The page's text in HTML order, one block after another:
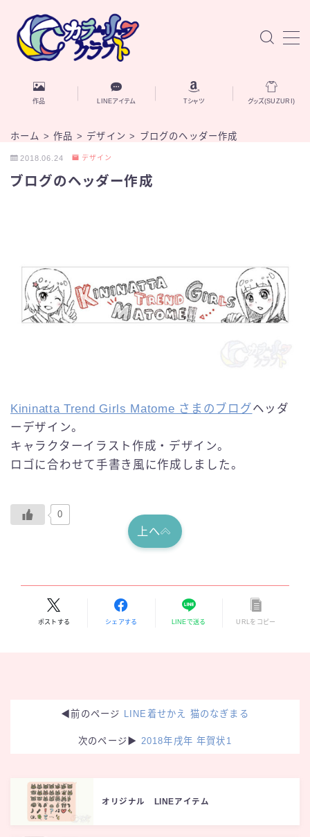
MENU
お知らせ
作品
お問い合わせ
English
作品 LINEアイテム Tシャツ グッズ(SUZURI)
ホーム >作品 > デザイン > ブログのヘッダー作成
2018.06.24 デザイン
ブログのヘッダー作成
Kininatta Trend Girls Matome さまのブログヘッダ
ーデザイン。
キャラクターイラスト作成・デザイン。
ロゴに合わせて手書き風に作成しました。
0
上へ
ポストする シェアする LINEで送る URLをコピー
◀︎前のページ LINE着せかえ 猫のなぎまる
次のページ▶︎ 2018年戌年 年賀状1
オリジナル LINEアイテム